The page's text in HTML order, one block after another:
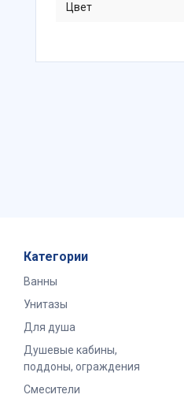
Цвет
Категории
Ванны
Унитазы
Для душа
Душевые кабины,
поддоны, ограждения
Смесители